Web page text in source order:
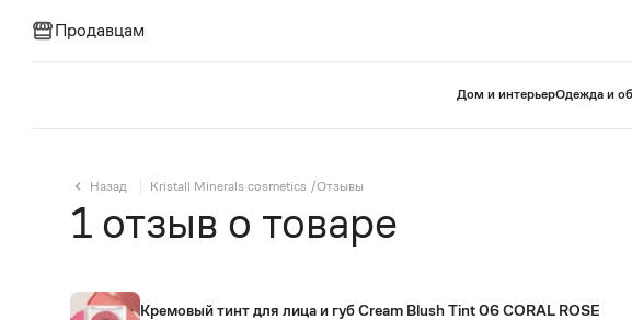
Продавцам
⁠Дом и интерьерОдежда и
Назад Kristall Minerals cosmetics /Отзывы
1 отзыв о товаре
Кремовый тинт для лица и губ Cream Blush Tint 06 CORAL ROSE